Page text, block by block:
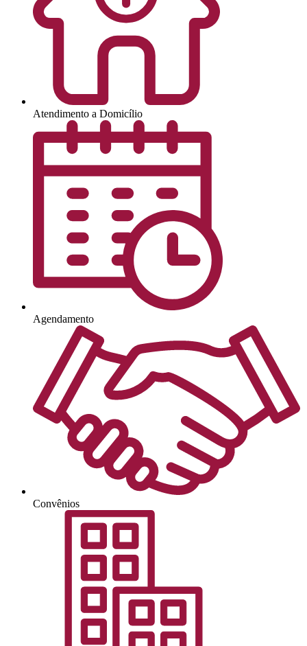
Atendimento a Domicílio
Agendamento
Convênios